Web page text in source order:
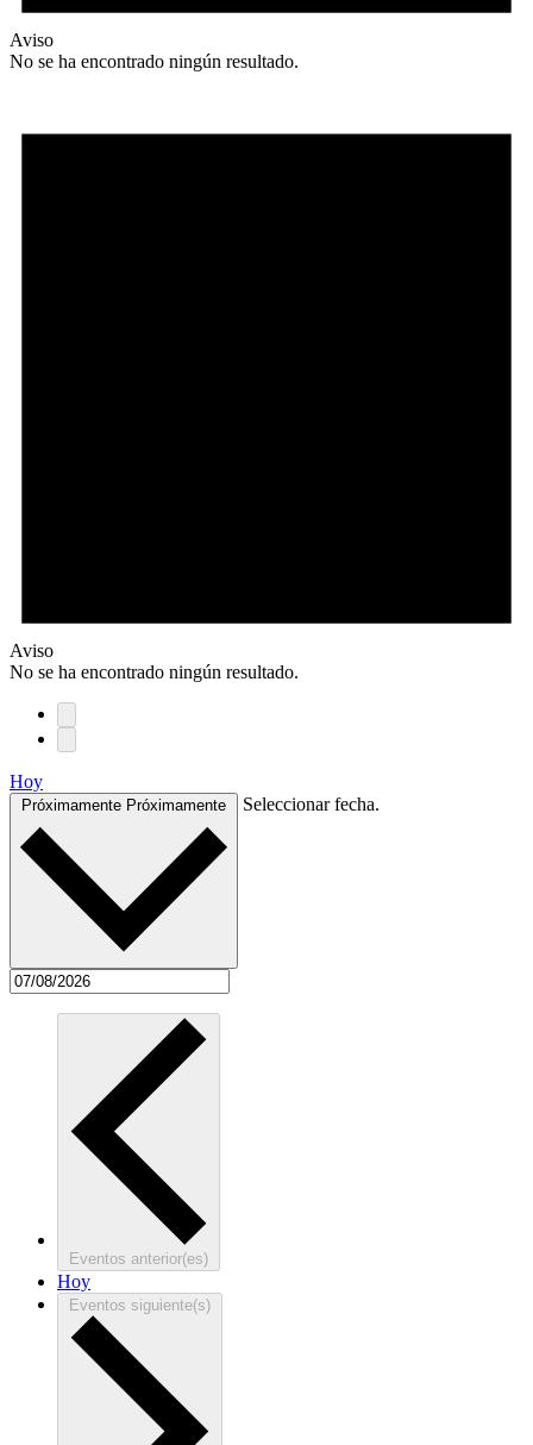
Aviso
No se ha encontrado ningún resultado.
Aviso
No se ha encontrado ningún resultado.
Hoy
Próximamente Próximamente Seleccionar fecha.
Eventos anterior(es)
Hoy
Eventos siguiente(s)